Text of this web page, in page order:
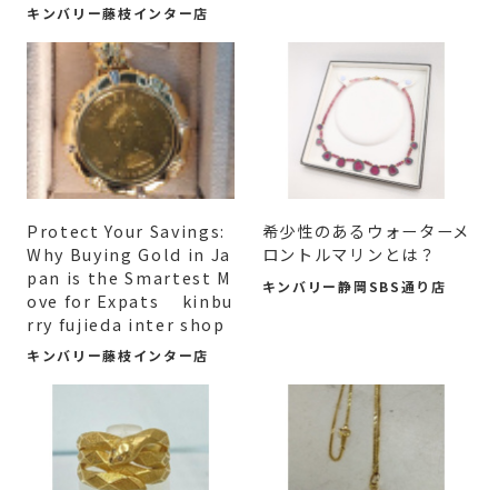
キンバリー藤枝インター店
Protect Your Savings:
Why Buying Gold in Ja
pan is the Smartest M
ove for Expats kinbu
rry fujieda inter shop
キンバリー藤枝インター店
希少性のあるウォーターメ
ロントルマリンとは？
キンバリー静岡SBS通り店